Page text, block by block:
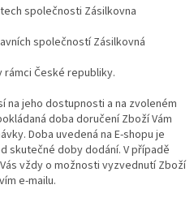
společnosti Zásilkovna
společností Zásilkovná
České republiky.
na jeho dostupnosti a na zvoleném
doba doručení Zboží Vám
Doba uvedená na E-shopu je
skutečné doby dodání. V případě
vždy o možnosti vyzvednutí Zboží
e-mailu.